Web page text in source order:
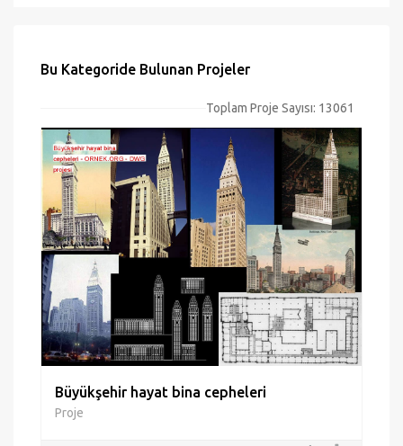
Bu Kategoride Bulunan Projeler
Toplam Proje Sayısı: 13061
Büyükşehir hayat bina cepheleri
Proje